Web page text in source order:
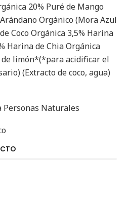
20% Puré de Mango
Orgánico (Mora Azul
Coco Orgánica 3,5% Harina
Harina de Chia Orgánica
de limón*(*para acidificar el
(Extracto de coco, agua)
Naturales